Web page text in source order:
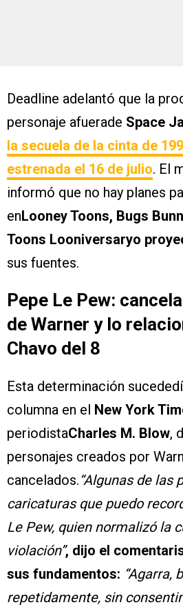
Deadline adelantó que la
personaje afuerade Space
la secuela de la cinta de
estrenada el 16 de julio. El
informó que no hay planes
enLooney Toons, Bugs
Toons Looniversaryo
sus fuentes.
Pepe Le Pew:
de Warner y lo
Chavo del 8
Esta determinación
columna en el New York
periodistaCharles M. Blow,
personajes creados por
cancelados.“Algunas de las
caricaturas que puedo
Le Pew, quien normalizó la
violación”, dijo el
sus fundamentos: “Agarra,
repetidamente, sin